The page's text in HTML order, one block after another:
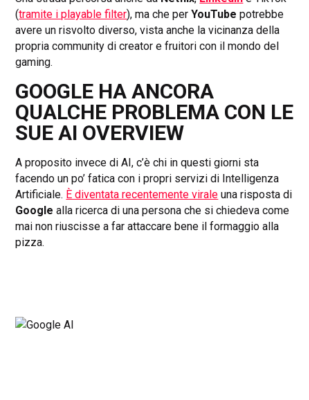
(tramite i playable filter), ma che perYouTube potrebbe
avere un risvolto diverso, vista anche la vicinanza della
propria community di creator e fruitori con il mondo del
gaming.
GOOGLE HA ANCORA
QUALCHE PROBLEMA CON LE
SUE AI OVERVIEW
A proposito invece di AI, c’è chi in questi giorni sta
facendo un po’ fatica con i propri servizi di Intelligenza
Artificiale. È diventata recentemente virale una risposta di
Google alla ricerca di una persona che si chiedeva come
mai non riuscisse a far attaccare bene il formaggio alla
pizza.